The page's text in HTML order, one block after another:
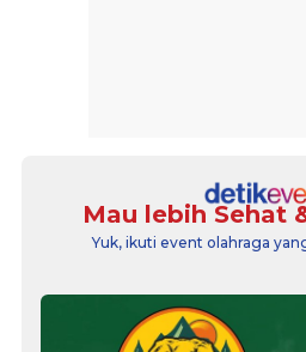
Mau lebih Sehat
Yuk, ikuti event olahraga